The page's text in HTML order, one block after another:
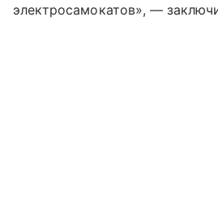
электросамокатов», —